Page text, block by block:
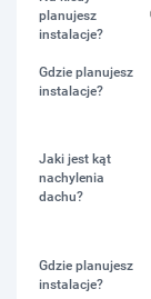
planujesz
instalacje?
Gdzie planujesz
instalacje?
Jaki jest kąt
nachylenia
dachu?
Gdzie planujesz
instalacje?